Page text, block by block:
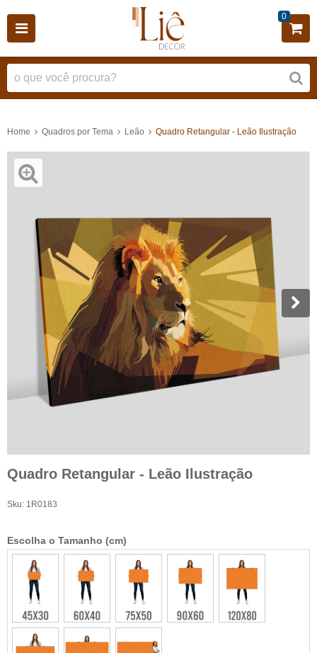
0
Home Quadros por Tema Leão Quadro Retangular - Leão Ilustração
Quadro Retangular - Leão Ilustração
Sku: 1R0183
Escolha o Tamanho (cm)